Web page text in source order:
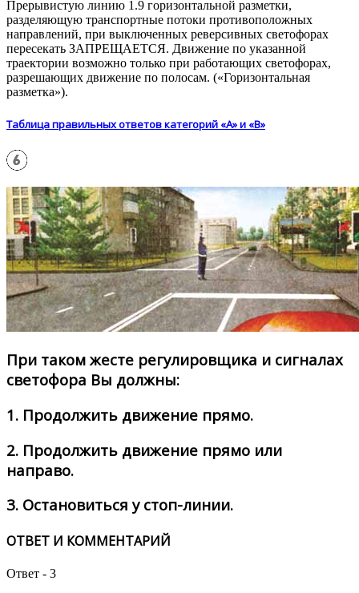
Прерывистую линию 1.9 горизонтальной разметки,
разделяющую транспортные потоки противоположных
направлений, при выключенных реверсивных светофорах
пересекать ЗАПРЕЩАЕТСЯ. Движение по указанной
траектории возможно только при работающих светофорах,
разрешающих движение по полосам. («Горизонтальная
разметка»).
Таблица правильных ответов категорий «А» и «В»
При таком жесте регулировщика и сигналах
светофора Вы должны:
1. Продолжить движение прямо.
2. Продолжить движение прямо или
направо.
3. Остановиться у стоп-линии.
ОТВЕТ И КОММЕНТАРИЙ
Ответ - 3